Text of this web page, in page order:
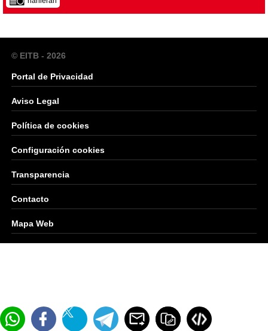
© EITB - 2026
Portal de Privacidad
Aviso Legal
Política de cookies
Configuración cookies
Transparencia
Contacto
Mapa Web